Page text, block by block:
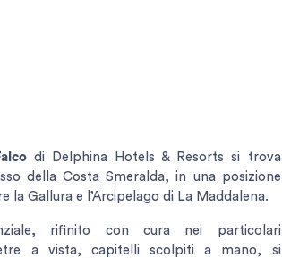
di Delphina Hotels & Resorts si trova
della Costa Smeralda, in una posizione
la Gallura e l’Arcipelago di La Maddalena.
rifinito con cura nei particolari
a vista, capitelli scolpiti a mano, si